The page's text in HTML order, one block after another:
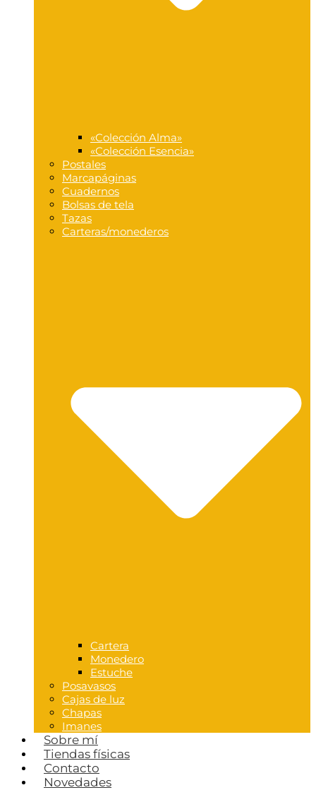
«Colección Alma»
«Colección Esencia»
Postales
Marcapáginas
Cuadernos
Bolsas de tela
Tazas
Carteras/monederos
Cartera
Monedero
Estuche
Posavasos
Cajas de luz
Chapas
Imanes
Sobre mí
Tiendas físicas
Contacto
Novedades